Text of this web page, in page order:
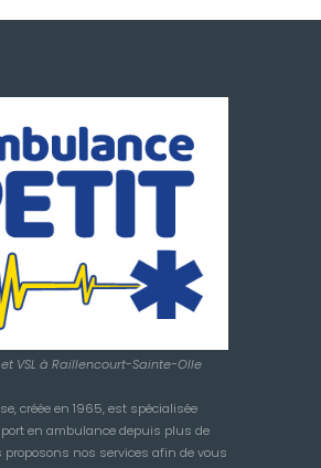
VSL à Raillencourt-Sainte-Olle
créée en 1965, est spécialisée
en ambulance depuis plus de
proposons nos services afin de vous